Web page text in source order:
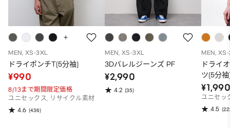
MEN, XS-3XL
ドライポンチT(5分袖)
¥990
8/13まで期間限定価格
ユニセックス, リサイクル素材
4.6 (436)
MEN, XS-3XL
3Dバレルジーンズ PF
¥2,990
4.2 (35)
MEN,
ドライ
ツ(5分
ユニセッ
4.5